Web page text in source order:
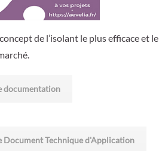
de l’isolant le plus efficace et le
documentation
Document Technique d'Application